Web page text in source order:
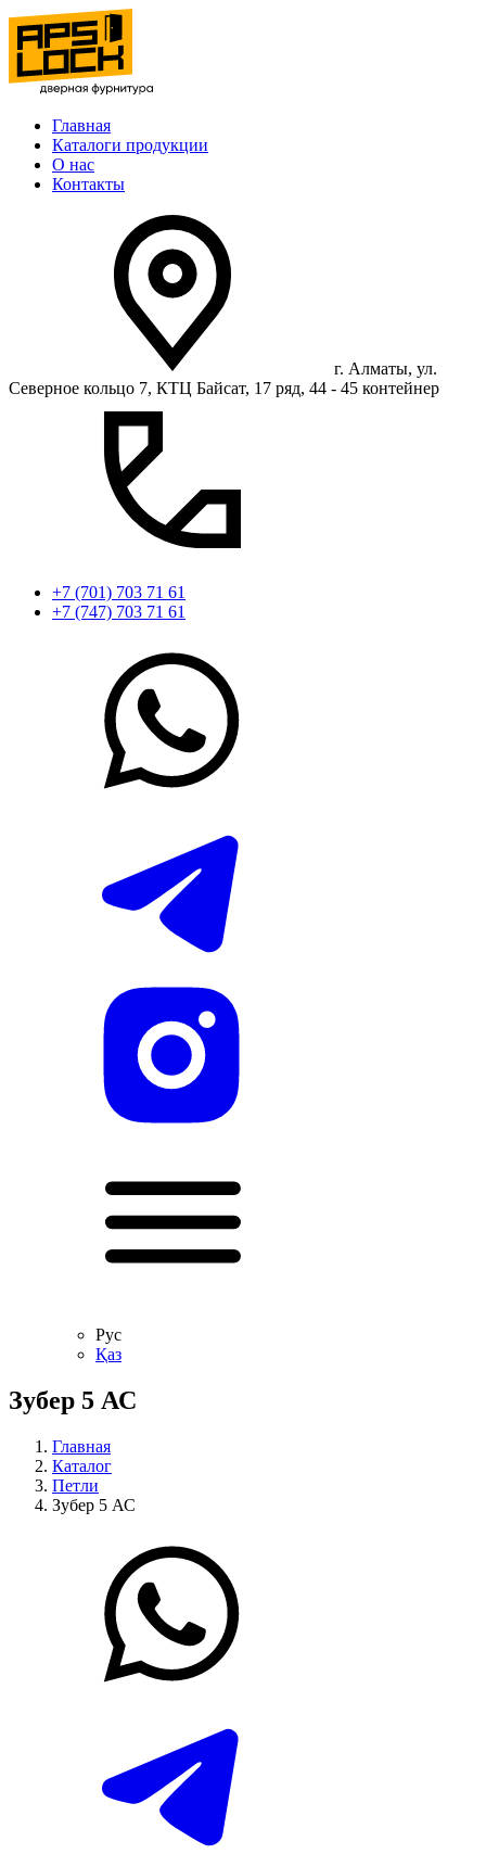
Главная
Каталоги продукции
О нас
Контакты
г. Алматы, ул.
Северное кольцо 7, КТЦ Байсат, 17 ряд, 44 - 45 контейнер
+7 (701) 703 71 61
+7 (747) 703 71 61
Рус
Қаз
Зубер 5 АС
Главная
Каталог
Петли
Зубер 5 АС